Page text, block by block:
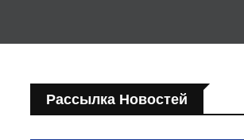
Рассылка Новостей